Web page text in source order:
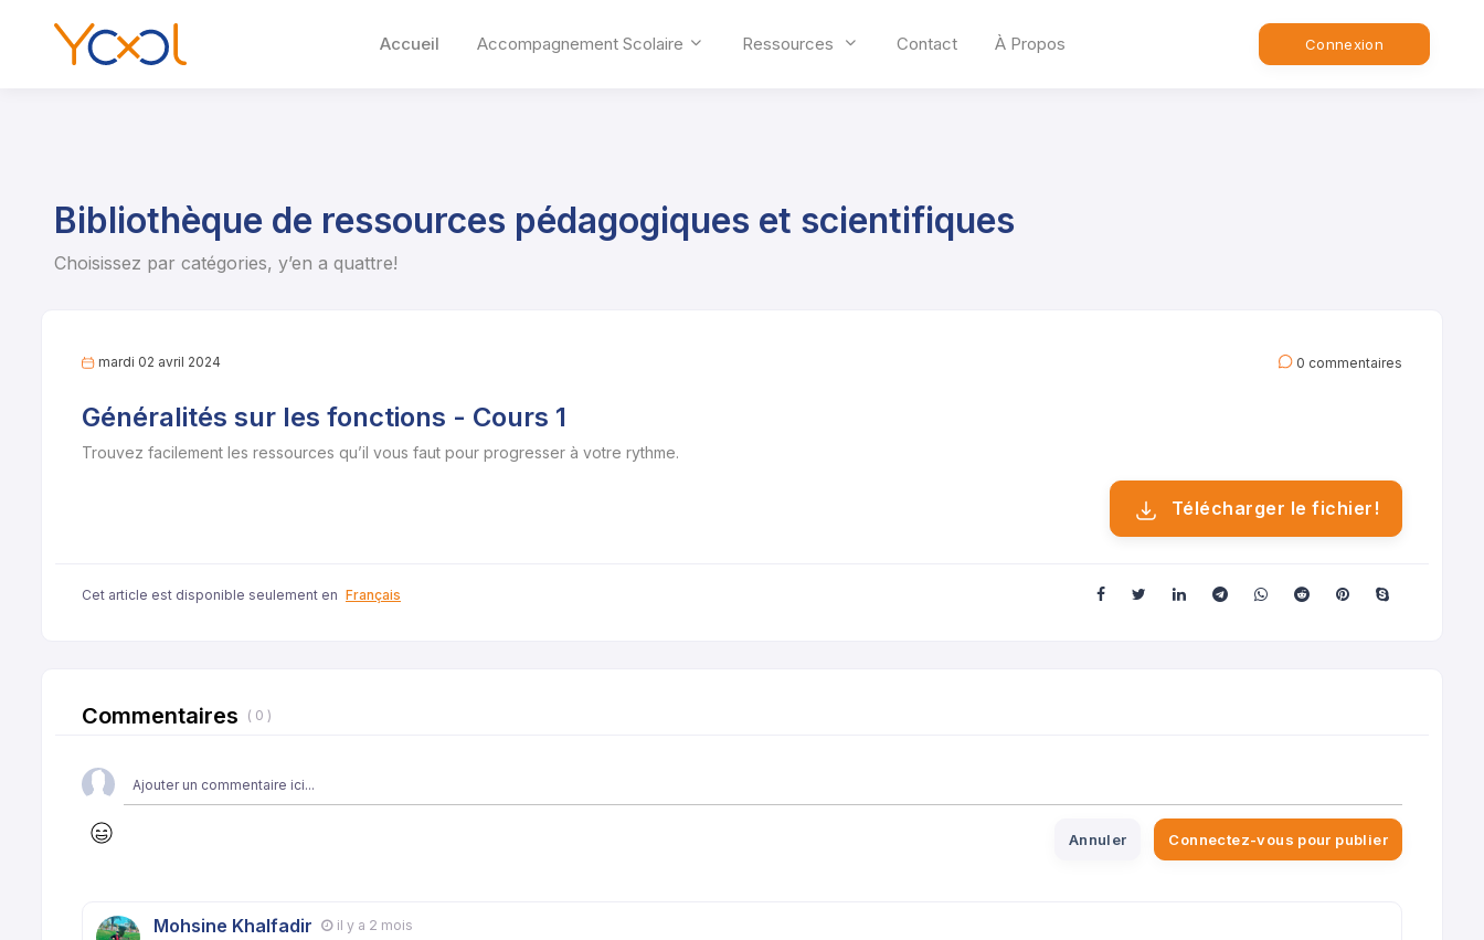
Accueil Accompagnement Scolaire Ressources Contact À Propos Connexion
Bibliothèque de ressources pédagogiques et scientifiques
Choisissez par catégories, y’en a quattre!
mardi 02 avril 2024 0 commentaires
Généralités sur les fonctions - Cours 1
Trouvez facilement les ressources qu’il vous faut pour progresser à votre rythme.
Télécharger le fichier!
Cet article est disponible seulement en Français
Commentaires ( 0 )
Annuler Connectez-vous pour publier
Mohsine Khalfadir il y a 2 mois